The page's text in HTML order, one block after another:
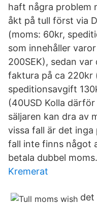
haft några problem
åkt på tull först via
(moms: 60kr,
som innehåller
200SEK), sedan
faktura på ca 220kr
speditionsavgift
(40USD Kolla
säljaren kan dra av
vissa fall är det
fall inte finns något
betala dubbel moms.
Kremerat
det